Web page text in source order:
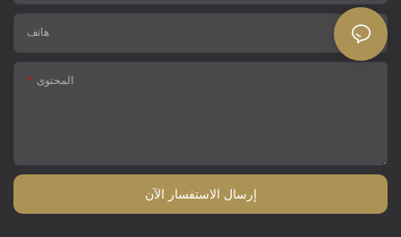
هاتف
المحتوى
إرسال الاستفسار الآن